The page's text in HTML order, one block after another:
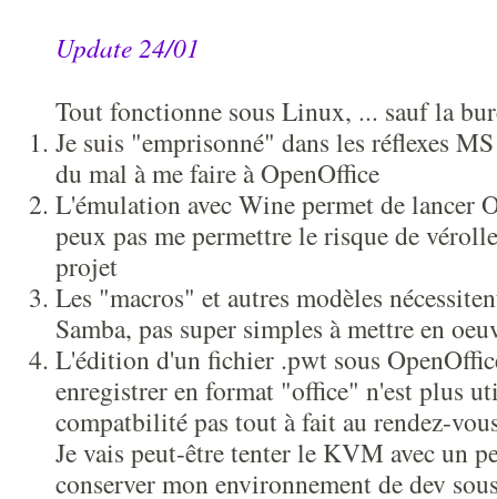
Update 24/01
Tout fonctionne sous Linux, ... sauf la
Je suis "emprisonné" dans les réflexes
du mal à me faire à OpenOffice
L'émulation avec Wine permet de lancer
peux pas me permettre le risque de
projet
Les "macros" et autres modèles
Samba, pas super simples à mettre en
L'édition d'un fichier .pwt sous
enregistrer en format "office" n'est plus
compatbilité pas tout à fait au rendez-
Je vais peut-être tenter le KVM avec un
conserver mon environnement de dev